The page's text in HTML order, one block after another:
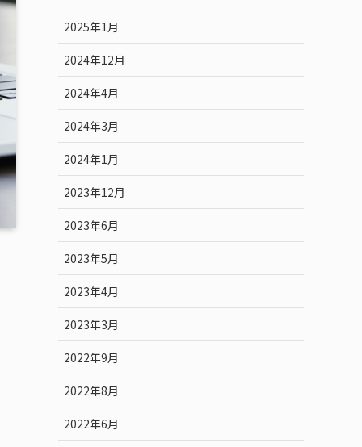
2025年1月
2024年12月
2024年4月
2024年3月
2024年1月
2023年12月
2023年6月
2023年5月
2023年4月
2023年3月
2022年9月
2022年8月
2022年6月